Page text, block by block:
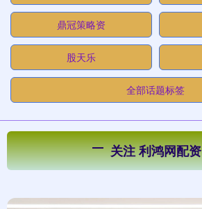
鼎冠策略资
股天乐
全部话题标签
关注 利鸿网配资